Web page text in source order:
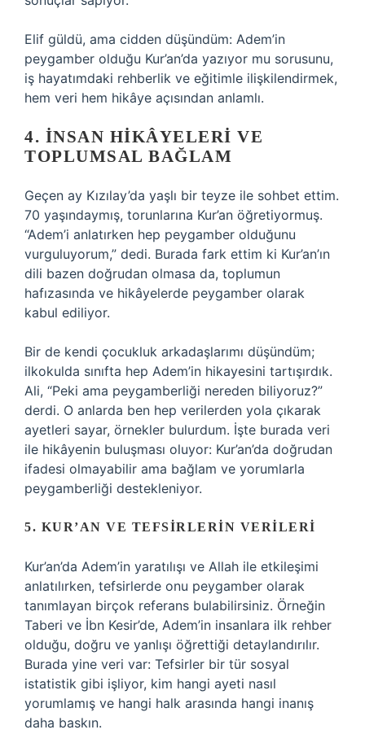
Elif güldü, ama cidden düşündüm: Adem’in
peygamber olduğu Kur’an’da yazıyor mu sorusunu,
iş hayatımdaki rehberlik ve eğitimle ilişkilendirmek,
hem veri hem hikâye açısından anlamlı.
4. İNSAN HIKÂYELERI VE
TOPLUMSAL BAĞLAM
Geçen ay Kızılay’da yaşlı bir teyze ile sohbet ettim.
70 yaşındaymış, torunlarına Kur’an öğretiyormuş.
“Adem’i anlatırken hep peygamber olduğunu
vurguluyorum,” dedi. Burada fark ettim ki Kur’an’ın
dili bazen doğrudan olmasa da, toplumun
hafızasında ve hikâyelerde peygamber olarak
kabul ediliyor.
Bir de kendi çocukluk arkadaşlarımı düşündüm;
ilkokulda sınıfta hep Adem’in hikayesini tartışırdık.
Ali, “Peki ama peygamberliği nereden biliyoruz?”
derdi. O anlarda ben hep verilerden yola çıkarak
ayetleri sayar, örnekler bulurdum. İşte burada veri
ile hikâyenin buluşması oluyor: Kur’an’da doğrudan
ifadesi olmayabilir ama bağlam ve yorumlarla
peygamberliği destekleniyor.
5. KUR’AN VE TEFSIRLERIN VERILERI
Kur’an’da Adem’in yaratılışı ve Allah ile etkileşimi
anlatılırken, tefsirlerde onu peygamber olarak
tanımlayan birçok referans bulabilirsiniz. Örneğin
Taberi ve İbn Kesir’de, Adem’in insanlara ilk rehber
olduğu, doğru ve yanlışı öğrettiği detaylandırılır.
Burada yine veri var: Tefsirler bir tür sosyal
istatistik gibi işliyor, kim hangi ayeti nasıl
yorumlamış ve hangi halk arasında hangi inanış
daha baskın.